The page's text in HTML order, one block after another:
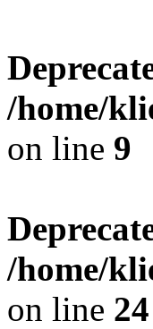
/home/
on line 9
/home/
on line 24